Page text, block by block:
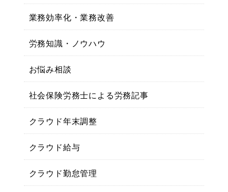
業務効率化・業務改善
労務知識・ノウハウ
お悩み相談
社会保険労務士による労務記事
クラウド年末調整
クラウド給与
クラウド勤怠管理